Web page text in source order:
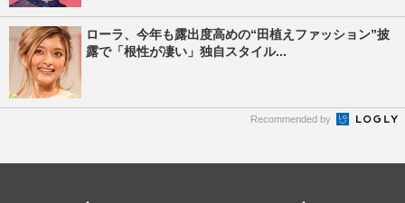
ローラ、今年も露出度高めの“田植えファッション”披
露で「根性が凄い」独自スタイル...
Recommended by